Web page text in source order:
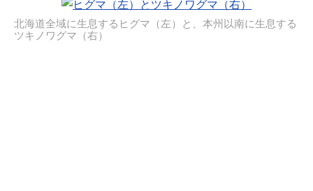
北海道全域に生息するヒグマ（左）と、本州以南に生息する
ツキノワグマ（右）